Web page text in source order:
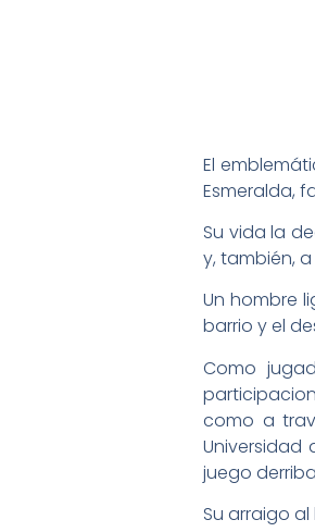
El
Esmeralda,
Su vida la
y, también,
Un hombre
barrio y el
Como
como a
Universidad
juego
Su arraigo